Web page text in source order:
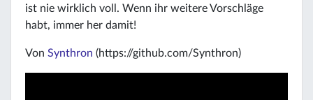
ist nie wirklich voll. Wenn ihr weitere Vorschläge
habt, immer her damit!
Von Synthron (https://github.com/Synthron)